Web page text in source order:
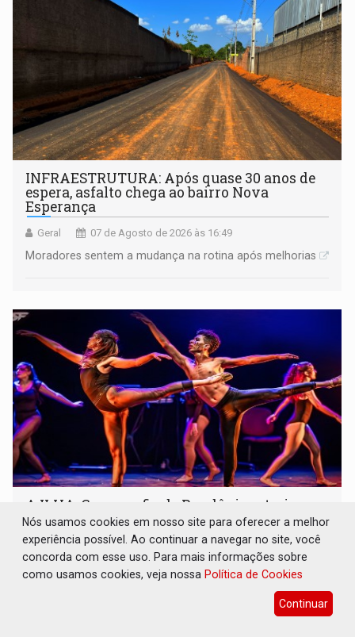
INFRAESTRUTURA: Após quase 30 anos de
espera, asfalto chega ao bairro Nova
Esperança
Geral 07 de Agosto de 2026 às 16:49
Moradores sentem a mudança na rotina após melhorias
A ILHA: Coreografia de Rondônia estreia na
programação do Festival de Dança de
Joinville
Cultura 07 de Agosto de 2026 às 16:25
A movimentação cria uma metáfora visual sobre a
Nós usamos cookies em nosso site para oferecer a melhor
experiência possível. Ao continuar a navegar no site, você
concorda com esse uso. Para mais informações sobre
como usamos cookies, veja nossa Política de Cookies
Continuar